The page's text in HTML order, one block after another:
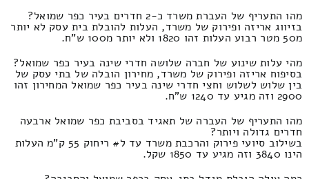
מהו התעריף של העברת משרד כ-2 חדרים בעיר כפר שמואל?
בזיווג אריזה ופירוק של משרד, העלות להובלת בית עסק לא יותר
מ50 מטר רבוע העלות זהו 1820 ולא יותר מ100 ש"ח.
מהי עלות שינוע של חברה שלושה חדרי שינה בעיר כפר שמואל?
בסיפוח אריזה ופירוק של משרד, מחירון הובלה של בתי עסק של
בין שלוש לשלוש וחצי חדרי שינה בעיר כפר שמואל המחירון זהו
2900 וזה מגיע עד 1240 ש"ח.
מהו התעריף של העברה של תאגיד בסביבת כפר שמואל ארבעה
חדרים גדולה ויותר?
בשילוב סיועי פירוק והרכבת משרד עד ל# ריחוק 55 ק"מ העלות
הינו 3840 וזה מגיע עד 1850 שקל.